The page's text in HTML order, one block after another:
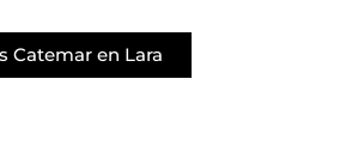
Catemar en Lara